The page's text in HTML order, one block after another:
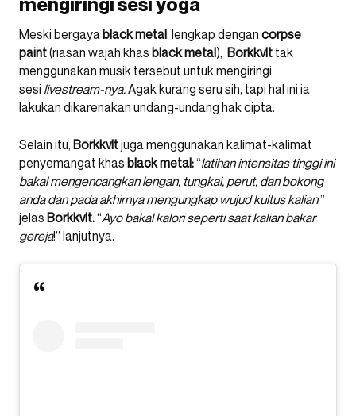
Meski bergaya black metal, lengkap dengan corpse
paint(riasan wajah khas black metal), Borkkvlt tak
menggunakan musik tersebut untuk mengiringi
sesi livestream-nya.Agak kurang seru sih, tapi hal ini ia
lakukan dikarenakan undang-undang hak cipta.
Selain itu, Borkkvltjuga menggunakan kalimat-kalimat
penyemangat khas black metal:“latihan intensitas tinggi ini
bakal mengencangkan lengan, tungkai, perut, dan bokong
anda dan pada akhirnya mengungkap wujud kultus kalian,”
jelas Borkkvlt.“Ayo bakal kalori seperti saat kalian bakar
gereja!” lanjutnya.